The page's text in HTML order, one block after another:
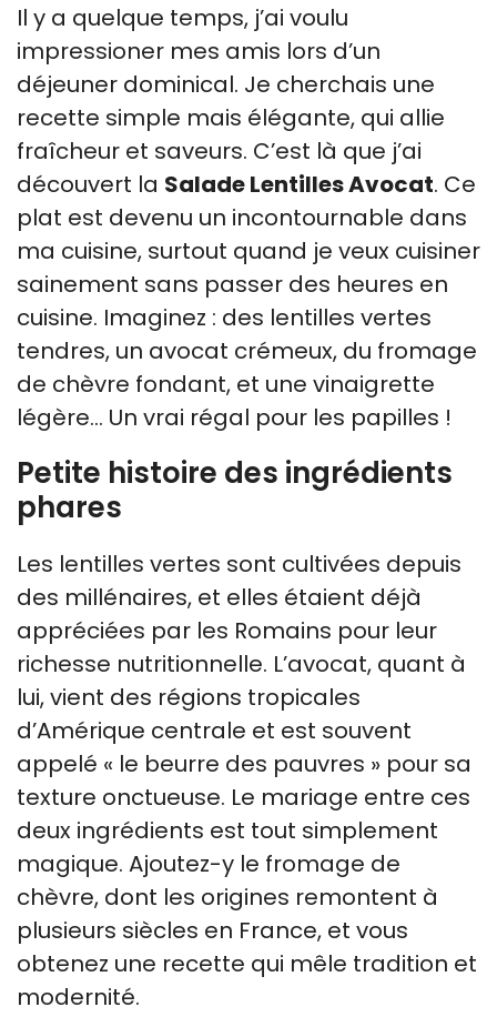
Il y a quelque temps, j’ai voulu
impressioner mes amis lors d’un
déjeuner dominical. Je cherchais une
recette simple mais élégante, qui allie
fraîcheur et saveurs. C’est là que j’ai
découvert la Salade Lentilles Avocat. Ce
plat est devenu un incontournable dans
ma cuisine, surtout quand je veux cuisiner
sainement sans passer des heures en
cuisine. Imaginez : des lentilles vertes
tendres, un avocat crémeux, du fromage
de chèvre fondant, et une vinaigrette
légère… Un vrai régal pour les papilles !
Petite histoire des ingrédients
phares
Les lentilles vertes sont cultivées depuis
des millénaires, et elles étaient déjà
appréciées par les Romains pour leur
richesse nutritionnelle. L’avocat, quant à
lui, vient des régions tropicales
d’Amérique centrale et est souvent
appelé « le beurre des pauvres » pour sa
texture onctueuse. Le mariage entre ces
deux ingrédients est tout simplement
magique. Ajoutez-y le fromage de
chèvre, dont les origines remontent à
plusieurs siècles en France, et vous
obtenez une recette qui mêle tradition et
modernité.